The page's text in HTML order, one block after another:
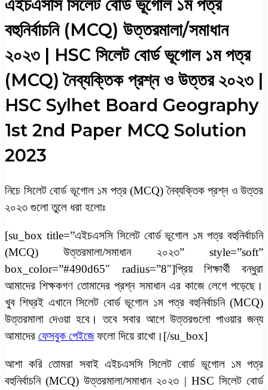
এইচএসসি সিলেট বোর্ড ভূগোল ১ম পত্র
বহুনির্বাচনি (MCQ) উত্তরমালা/সমাধান
২০২৩ | HSC সিলেট বোর্ড ভূগোল ১ম পত্র
(MCQ) নৈব্যক্তিক প্রশ্ন ও উত্তর ২০২৩ |
HSC Sylhet Board Geography
1st 2nd Paper MCQ Solution
2023
নিচে সিলেট বোর্ড ভূগোল ১ম পত্র (MCQ) নৈব্যক্তিক প্রশ্ন ও উত্তর
২০২৩ গুলো তুলে ধরা হলোঃ
[su_box title=”এইচএসসি সিলেট বোর্ড ভূগোল ১ম পত্র বহুনির্বাচনি
(MCQ) উত্তরমালা/সমাধান ২০২৩” style=”soft”
box_color=”#490d65″ radius=”8″]প্রিয় শিক্ষার্থী বন্ধুরা
আমাদের শিক্ষকগণ তোমাদের প্রশ্ন সমাধান এর কাজে লেগে পড়েছে।
খুব শিঘ্রই এখানে সিলেট বোর্ড ভূগোল ১ম পত্র বহুনির্বাচনি (MCQ)
উত্তরমালা দেওয়া হবে। তবে সবার আগে উত্তরগুলো পাওয়ার জন্য
আমাদের ফেসবুক পেইজেফলো দিয়ে রাখো।[/su_box]
আশা করি তোমরা সবাই এইচএসসি সিলেট বোর্ড ভূগোল ১ম পত্র
বহুনির্বাচনি (MCQ) উত্তরমালা/সমাধান ২০২৩ | HSC সিলেট বোর্ড